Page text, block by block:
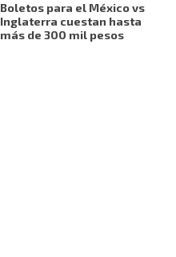
Boletos para el México vs
Inglaterra cuestan hasta
más de 300 mil pesos